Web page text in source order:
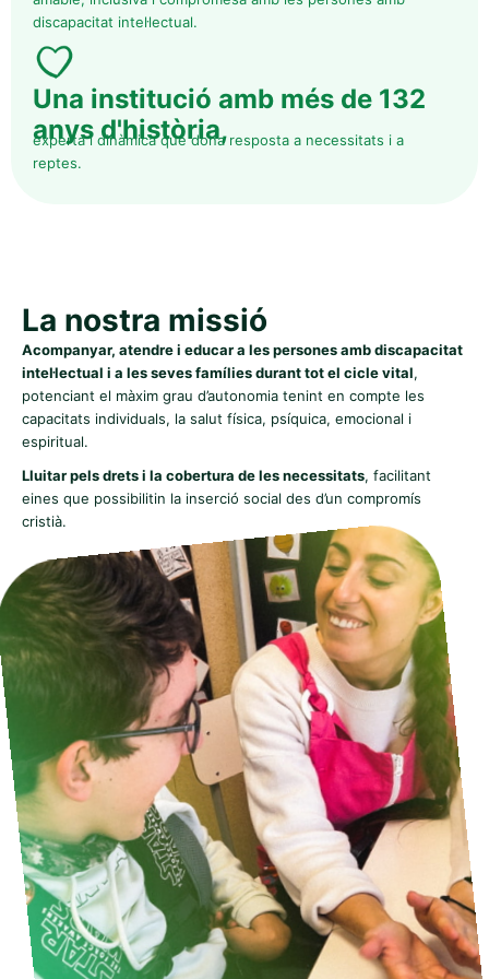
discapacitat intel·lectual.
Una institució amb més de 132
anys d'història,
experta i dinàmica que dona resposta a necessitats i a
reptes.
La nostra missió
Acompanyar, atendre i educar a les persones amb discapacitat
intel·lectual i a les seves famílies durant tot el cicle vital,
potenciant el màxim grau d’autonomia tenint en compte les
capacitats individuals, la salut física, psíquica, emocional i
espiritual.
Lluitar pels drets i la cobertura de les necessitats, facilitant
eines que possibilitin la inserció social des d’un compromís
cristià.